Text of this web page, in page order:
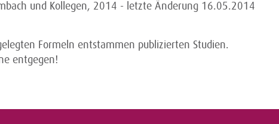
und Kollegen, 2014 - letzte Änderung 16.05.2014
Formeln entstammen publizierten Studien.
entgegen!